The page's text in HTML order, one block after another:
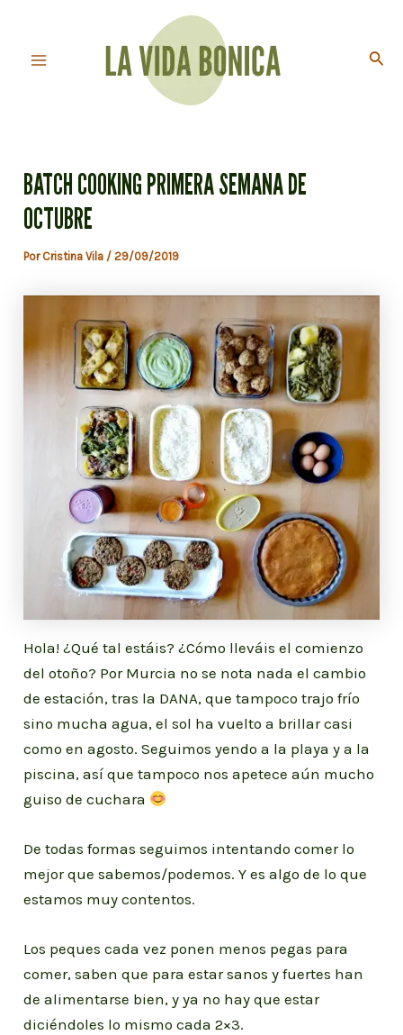
contenido
BATCH COOKING PRIMERA SEMANA DE
OCTUBRE
Por Cristina Vila /29/09/2019
Hola! ¿Qué tal estáis? ¿Cómo lleváis el comienzo
del otoño? Por Murcia no se nota nada el cambio
de estación, tras la DANA, que tampoco trajo frío
sino mucha agua, el sol ha vuelto a brillar casi
como en agosto. Seguimos yendo a la playa y a la
piscina, así que tampoco nos apetece aún mucho
guiso de cuchara
De todas formas seguimos intentando comer lo
mejor que sabemos/podemos. Y es algo de lo que
estamos muy contentos.
Los peques cada vez ponen menos pegas para
comer, saben que para estar sanos y fuertes han
de alimentarse bien, y ya no hay que estar
diciéndoles lo mismo cada 2×3.